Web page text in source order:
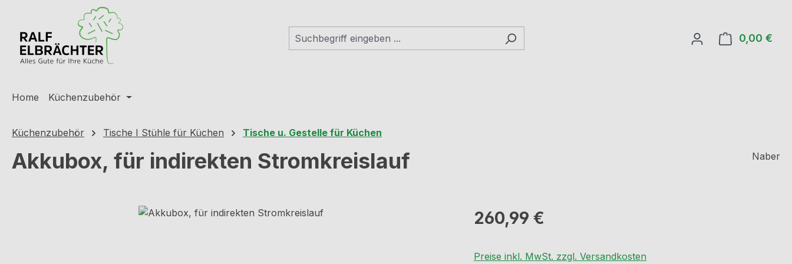
Hauptinhalt springen
Zur Suche springen
Zur Hauptnavigation springen
0,00 €
Home Küchenzubehör
Küchenzubehör Tische I Stühle für Küchen Tische u. Gestelle für Küchen
Akkubox, für indirekten Stromkreislauf Naber
Regulärer Preis:
260,99 €
Preise inkl. MwSt. zzgl. Versandkosten